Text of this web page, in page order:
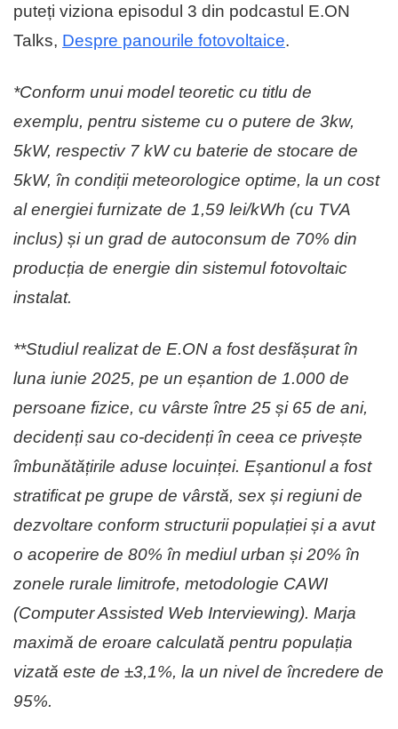
puteți viziona episodul 3 din podcastul E.ON
Talks, Despre panourile fotovoltaice.
*Conform unui model teoretic cu titlu de
exemplu, pentru sisteme cu o putere de 3kw,
5kW, respectiv 7 kW cu baterie de stocare de
5kW, în condiții meteorologice optime, la un cost
al energiei furnizate de 1,59 lei/kWh (cu TVA
inclus) și un grad de autoconsum de 70% din
producția de energie din sistemul fotovoltaic
instalat.
**Studiul realizat de E.ON a fost desfășurat în
luna iunie 2025, pe un eșantion de 1.000 de
persoane fizice, cu vârste între 25 și 65 de ani,
decidenți sau co-decidenți în ceea ce privește
îmbunătățirile aduse locuinței. Eșantionul a fost
stratificat pe grupe de vârstă, sex și regiuni de
dezvoltare conform structurii populației și a avut
o acoperire de 80% în mediul urban și 20% în
zonele rurale limitrofe, metodologie CAWI
(Computer Assisted Web Interviewing). Marja
maximă de eroare calculată pentru populația
vizată este de ±3,1%, la un nivel de încredere de
95%.